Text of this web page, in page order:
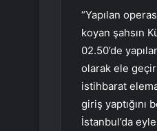
“Yapılan
koyan şahsın
02.50’de
olarak ele
istihbarat
giriş yaptığını
İstanbul’da